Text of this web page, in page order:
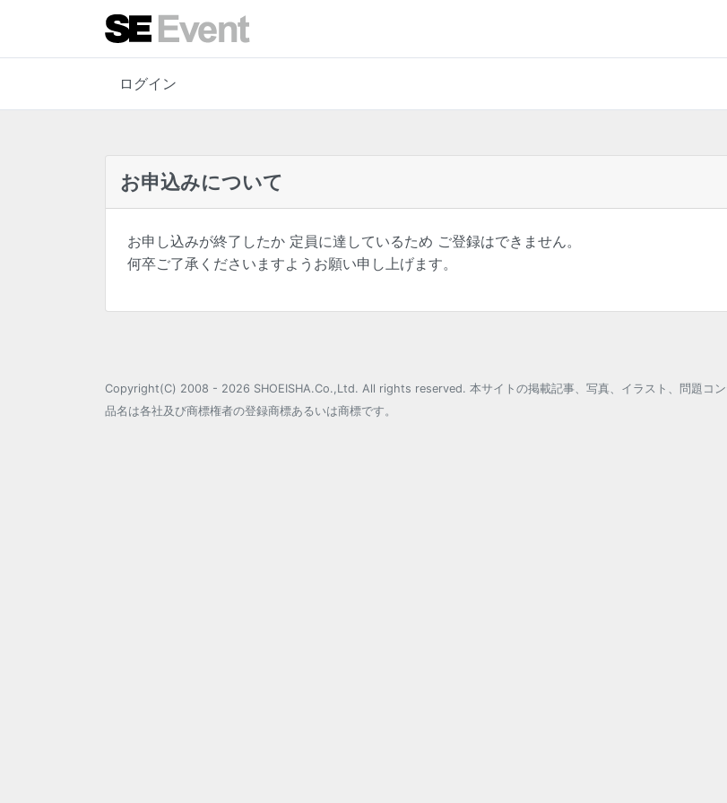
ログイン
お申込みについて
お申し込みが終了したか 定員に達しているため ご登録はできません。
何卒ご了承くださいますようお願い申し上げます。
Copyright(C) 2008 - 2026 SHOEISHA.Co.,Ltd. All rights reserved. 本サイトの掲載記事、写真、イラスト、問題コ
品名は各社及び商標権者の登録商標あるいは商標です。